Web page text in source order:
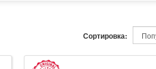
Сортировка: